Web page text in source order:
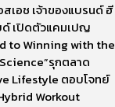
สเอช เจ้าของแบรนด์ ฮี
เปิดตัวแคมเปญ
to Winning with the
รุกตลาด
Lifestyle ตอบโจทย์
Workout